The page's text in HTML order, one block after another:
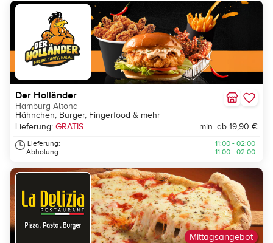
Der Holländer
Hamburg Altona
Hähnchen, Burger, Fingerfood & mehr
Lieferung: GRATIS min. ab 19,90 €
Lieferung:
Abholung:
11:00 - 02:00
11:00 - 02:00
Mittagsangebot